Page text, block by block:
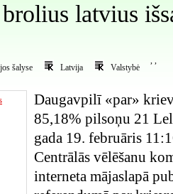
latvius
šalyse
,
Latvija
,
Valstybė
Daugavpilī «par»
85,18% pilsoņu 21
gada 19. februāris
Centrālās vēlēšanu
interneta mājaslapā